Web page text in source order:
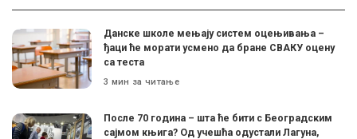
Данске школе мењају систем оцењивања –
ђаци ће морати усмено да бране СВАКУ оцену
са теста
3 мин за читање
После 70 година – шта ће бити с Београдским
сајмом књига? Од учешћа одустали Лагуна,